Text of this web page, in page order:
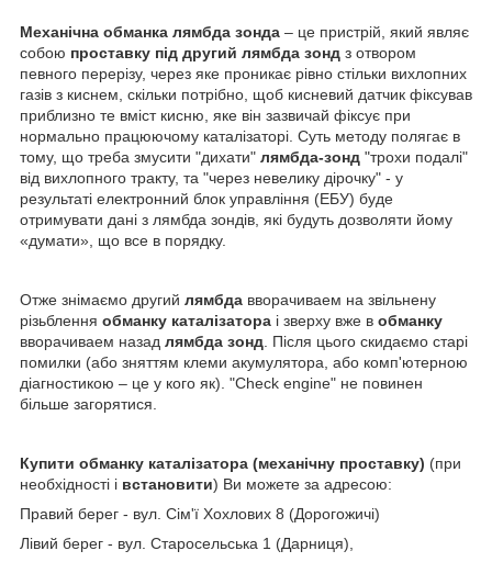
Механічна обманка лямбда зонда – це пристрій, який являє
собою проставку під другий лямбда зонд з отвором
певного перерізу, через яке проникає рівно стільки вихлопних
газів з киснем, скільки потрібно, щоб кисневий датчик фіксував
приблизно те вміст кисню, яке він зазвичай фіксує при
нормально працюючому каталізаторі. Суть методу полягає в
тому, що треба змусити "дихати" лямбда-зонд "трохи подалі"
від вихлопного тракту, та "через невелику дірочку" - у
результаті електронний блок управління (ЕБУ) буде
отримувати дані з лямбда зондів, які будуть дозволяти йому
«думати», що все в порядку.
Отже знімаємо другий лямбда вворачиваем на звільнену
різьблення обманку каталізатора і зверху вже в обманку
вворачиваем назад лямбда зонд . Після цього скидаємо старі
помилки (або зняттям клеми акумулятора, або комп'ютерною
діагностикою – це у кого як). "Check engine" не повинен
більше загорятися.
Купити обманку каталізатора (механічну проставку) (при
необхідності і встановити) Ви можете за адресою:
Правий берег - вул. Сім'ї Хохлових 8 (Дорогожичі)
Лівий берег - вул. Старосельська 1 (Дарниця),